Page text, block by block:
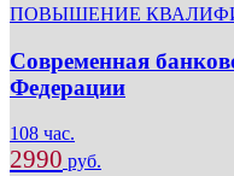
ПОВЫШЕНИЕ
Современная
Федерации
108 час.
2990 руб.